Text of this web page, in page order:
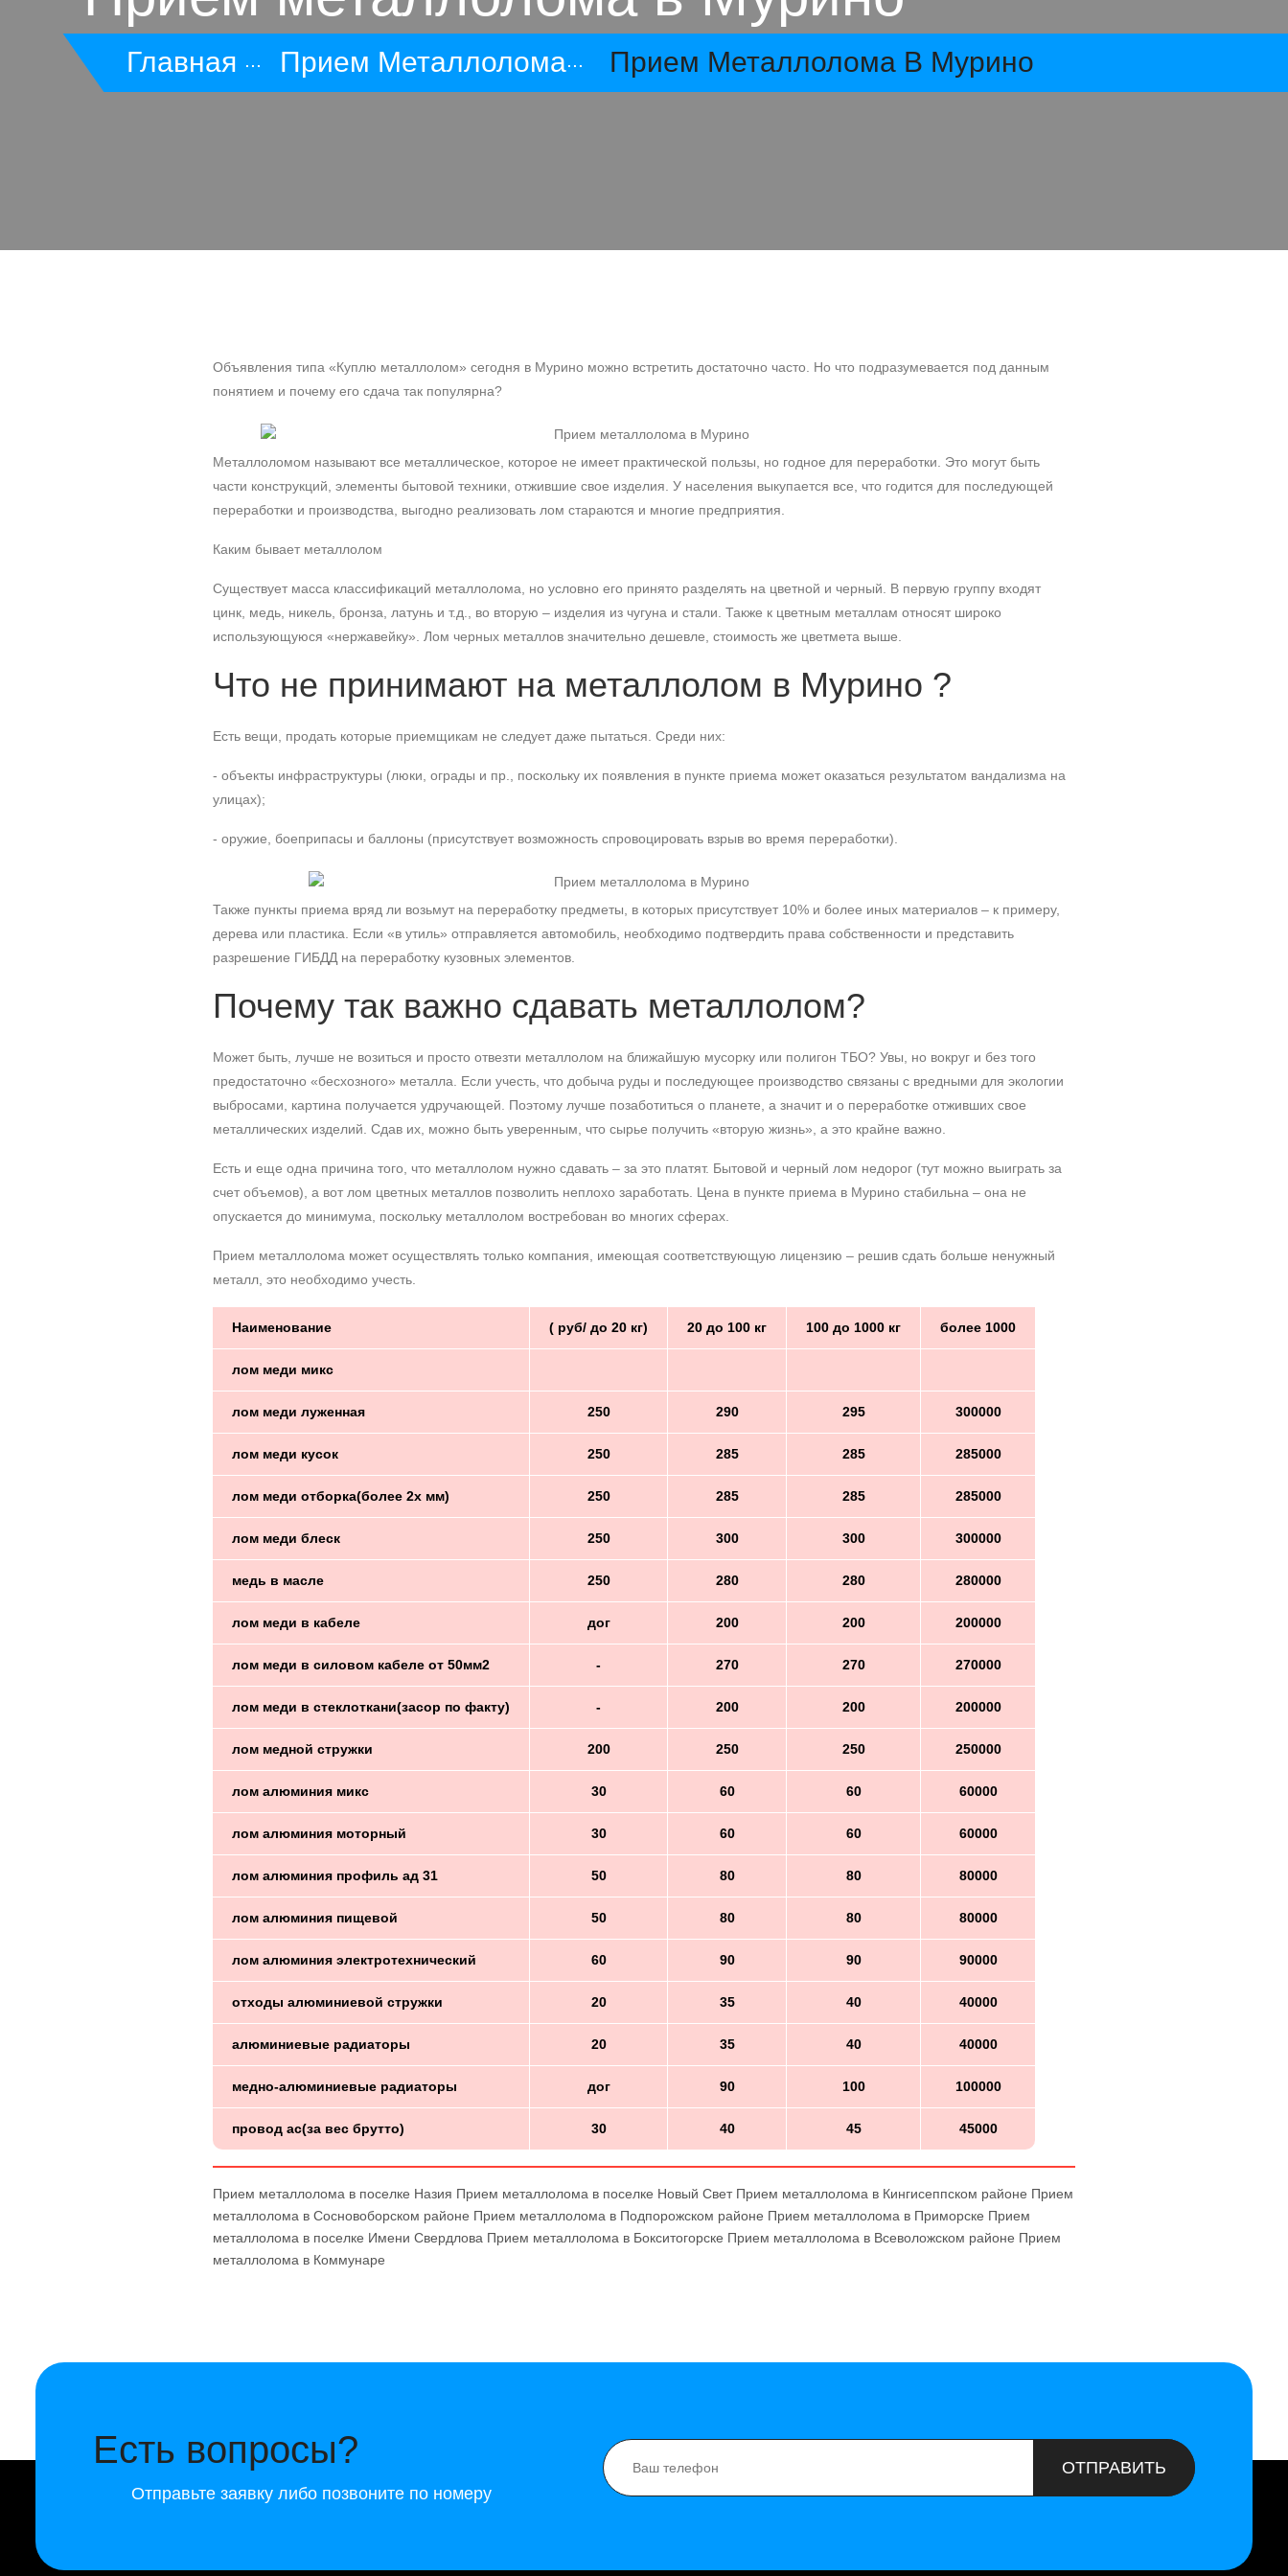
Главная Прием Металлолома Прием Металлолома В Мурино
Объявления типа «Куплю металлолом» сегодня в Мурино можно встретить достаточно часто. Но что подразумевается под данным
понятием и почему его сдача так популярна?
Металлоломом называют все металлическое, которое не имеет практической пользы, но годное для переработки. Это могут быть
части конструкций, элементы бытовой техники, отжившие свое изделия. У населения выкупается все, что годится для последующей
переработки и производства, выгодно реализовать лом стараются и многие предприятия.
Каким бывает металлолом
Существует масса классификаций металлолома, но условно его принято разделять на цветной и черный. В первую группу входят
цинк, медь, никель, бронза, латунь и т.д., во вторую – изделия из чугуна и стали. Также к цветным металлам относят широко
использующуюся «нержавейку». Лом черных металлов значительно дешевле, стоимость же цветмета выше.
Что не принимают на металлолом в Мурино ?
Есть вещи, продать которые приемщикам не следует даже пытаться. Среди них:
- объекты инфраструктуры (люки, ограды и пр., поскольку их появления в пункте приема может оказаться результатом вандализма на
улицах);
- оружие, боеприпасы и баллоны (присутствует возможность спровоцировать взрыв во время переработки).
Также пункты приема вряд ли возьмут на переработку предметы, в которых присутствует 10% и более иных материалов – к примеру,
дерева или пластика. Если «в утиль» отправляется автомобиль, необходимо подтвердить права собственности и представить
разрешение ГИБДД на переработку кузовных элементов.
Почему так важно сдавать металлолом?
Может быть, лучше не возиться и просто отвезти металлолом на ближайшую мусорку или полигон ТБО? Увы, но вокруг и без того
предостаточно «бесхозного» металла. Если учесть, что добыча руды и последующее производство связаны с вредными для экологии
выбросами, картина получается удручающей. Поэтому лучше позаботиться о планете, а значит и о переработке отживших свое
металлических изделий. Сдав их, можно быть уверенным, что сырье получить «вторую жизнь», а это крайне важно.
Есть и еще одна причина того, что металлолом нужно сдавать – за это платят. Бытовой и черный лом недорог (тут можно выиграть за
счет объемов), а вот лом цветных металлов позволить неплохо заработать. Цена в пункте приема в Мурино стабильна – она не
опускается до минимума, поскольку металлолом востребован во многих сферах.
Прием металлолома может осуществлять только компания, имеющая соответствующую лицензию – решив сдать больше ненужный
металл, это необходимо учесть.
Наименование ( руб/ до 20 кг) 20 до 100 кг 100 до 1000 кг более 1000
лом меди микс
лом меди луженная 250 290 295 300000
лом меди кусок 250 285 285 285000
лом меди отборка(более 2х мм) 250 285 285 285000
лом меди блеск 250 300 300 300000
медь в масле 250 280 280 280000
лом меди в кабеле дог 200 200 200000
лом меди в силовом кабеле от 50мм2 - 270 270 270000
лом меди в стеклоткани(засор по факту) - 200 200 200000
лом медной стружки 200 250 250 250000
лом алюминия микс 30 60 60 60000
лом алюминия моторный 30 60 60 60000
лом алюминия профиль ад 31 50 80 80 80000
лом алюминия пищевой 50 80 80 80000
лом алюминия электротехнический 60 90 90 90000
отходы алюминиевой стружки 20 35 40 40000
алюминиевые радиаторы 20 35 40 40000
медно-алюминиевые радиаторы дог 90 100 100000
провод ас(за вес брутто) 30 40 45 45000
Прием металлолома в поселке Назия Прием металлолома в поселке Новый Свет Прием металлолома в Кингисеппском районе Прием
металлолома в Сосновоборском районе Прием металлолома в Подпорожском районе Прием металлолома в Приморске Прием
металлолома в поселке Имени Свердлова Прием металлолома в Бокситогорске Прием металлолома в Всеволожском районе Прием
металлолома в Коммунаре
Есть вопросы?
Отправьте заявку либо позвоните по номеру
ОТПРАВИТЬ